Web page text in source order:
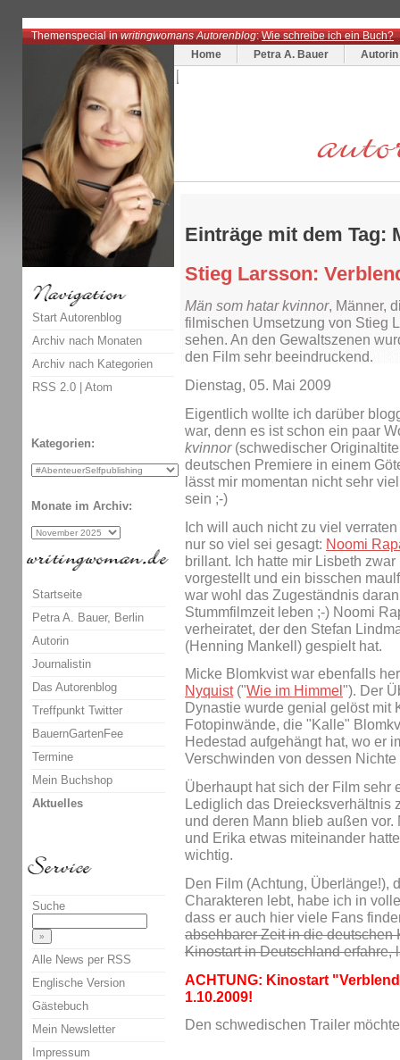
Themenspecial inwritingwomans Autorenblog:Wie schreibe ich ein Buch?
Home
Petra A. Bauer Autorin
Einträge mit dem Tag:
Stieg Larsson:
Män som hatar kvinnor, Männer,
filmischen Umsetzung von Stieg
sehen. An den Gewaltszenen
den Film sehr beeindruckend.
Dienstag, 05. Mai 2009
Eigentlich wollte ich darüber
war, denn es ist schon ein paar
kvinnor(schwedischer
deutschen Premiere in einem
lässt mir momentan nicht sehr
sein ;-)
Ich will auch nicht zu viel
nur so viel sei gesagt: Noomi
brillant. Ich hatte mir Lisbeth
vorgestellt und ein bisschen
war wohl das Zugeständnis
Stummfilmzeit leben ;-) Noomi
verheiratet, der den Stefan
(Henning Mankell) gespielt hat.
Micke Blomkvist war ebenfalls
Nyquist("Wie im Himmel "). Der
Dynastie wurde genial gelöst mit
Fotopinwände, die "Kalle"
Hedestad aufgehängt hat, wo er
Verschwinden von dessen
Überhaupt hat sich der Film sehr
Lediglich das Dreiecksverhältnis
und deren Mann blieb außen
und Erika etwas miteinander
wichtig.
Den Film (Achtung, Überlänge!),
Charakteren lebt, habe ich in
dass er auch hier viele Fans
absehbarer Zeit in die deutschen
Kinostart in Deutschland erfahre,
ACHTUNG: Kinostart
1.10.2009!
Den schwedischen Trailer
Start Autorenblog
Archiv nach Monaten
Archiv nach Kategorien
RSS 2.0 | Atom
Kategorien:
Monate im Archiv:
Startseite
Petra A. Bauer, Berlin
Autorin
Journalistin
Das Autorenblog
Treffpunkt Twitter
BauernGartenFee
Termine
Mein Buchshop
Aktuelles
Suche
Alle News per RSS
Englische Version
Gästebuch
Mein Newsletter
Impressum